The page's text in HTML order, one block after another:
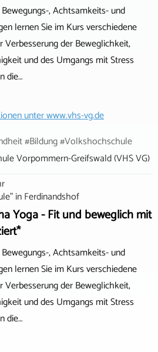
, Achtsamkeits- und
lernen Sie im Kurs verschiedene
Verbesserung der Beweglichkeit,
und des Umgangs mit Stress
die…
unterwww.vhs-vg.de
#Bildung #Volkshochschule
Vorpommern-Greifswald (VHS VG)
inFerdinandshof
Yoga - Fit und beweglich mit
, Achtsamkeits- und
lernen Sie im Kurs verschiedene
Verbesserung der Beweglichkeit,
und des Umgangs mit Stress
die…